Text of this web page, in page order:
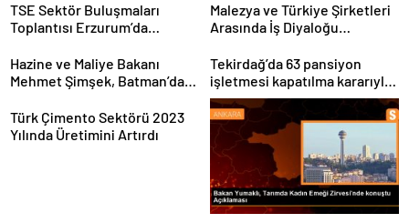
TSE Sektör Buluşmaları
Toplantısı Erzurum’da
Malezya ve Türkiye Şirketleri
Arasında İş Diyaloğu
Hazine ve Maliye Bakanı
Mehmet Şimşek, Batman’da
yapacak bir fabrikanın
açılışını gerçekleştirdi
Tekirdağ’da 63 pansiyon
işletmesi kapatılma kararıyla
karşı karşıya
Türk Çimento Sektörü 2023
Yılında Üretimini Artırdı